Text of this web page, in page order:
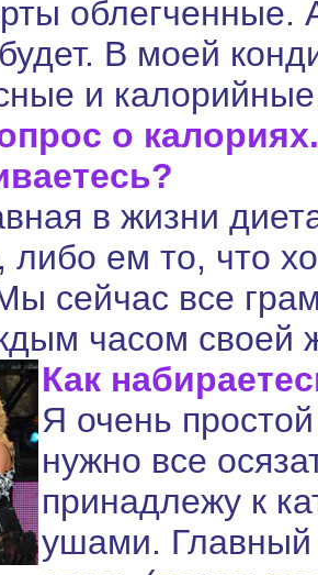
В моей
и
о
в жизни
либо ем то, что
сейчас все
часом
Как
Я очень
нужно все
принадлежу к
ушами. Главный